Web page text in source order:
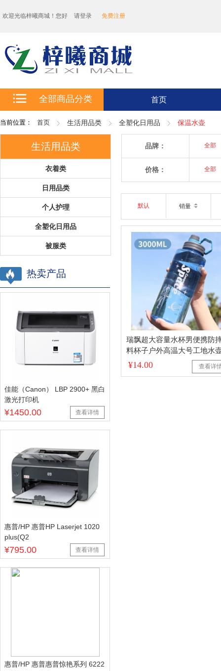
欢迎光临梓曦商城！您好 请登录 免费注册
全部商品分类 首页
当前位置： 首页 生活用品类 全塑化日用品 保温水壶
生活用品类
衣着类
日用品类
个人护理
全塑化日用品
被服类
热卖产品
佳能（Canon） LBP 2900+ 黑白
激光打印机
¥1450.00 查看详情
惠普/HP 惠普HP Laserjet 1020
plus(Q2
¥795.00 查看详情
惠普/HP 惠普惠普惊艳系列 6222
品牌： 全部
价格： 全部
默认 销量
瑞飘超大容量水杯男便携防
料杯子户外高温大号工地水
太空杯 蓝 3升
¥14.00 查看详